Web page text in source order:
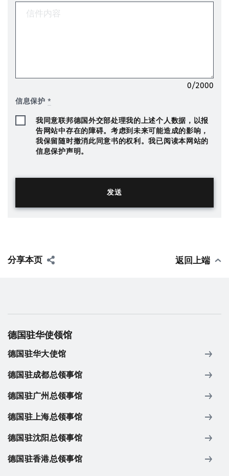
0/2000
信息保护 *
我同意联邦德国外交部处理我的上述个人数据，以报
告网站中存在的障碍。考虑到未来可能造成的影响，
我保留随时撤消此同意书的权利。我已阅读本网站的
信息保护声明。
分享本页 返回上端
德国驻华使领馆
德国驻华大使馆
德国驻成都总领事馆
德国驻广州总领事馆
德国驻上海总领事馆
德国驻沈阳总领事馆
德国驻香港总领事馆